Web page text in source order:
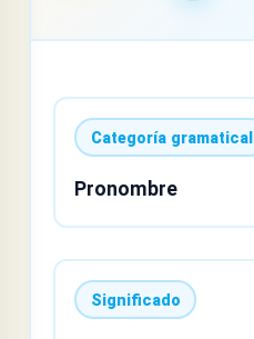
Categoría gramatical
Pronombre
Significado